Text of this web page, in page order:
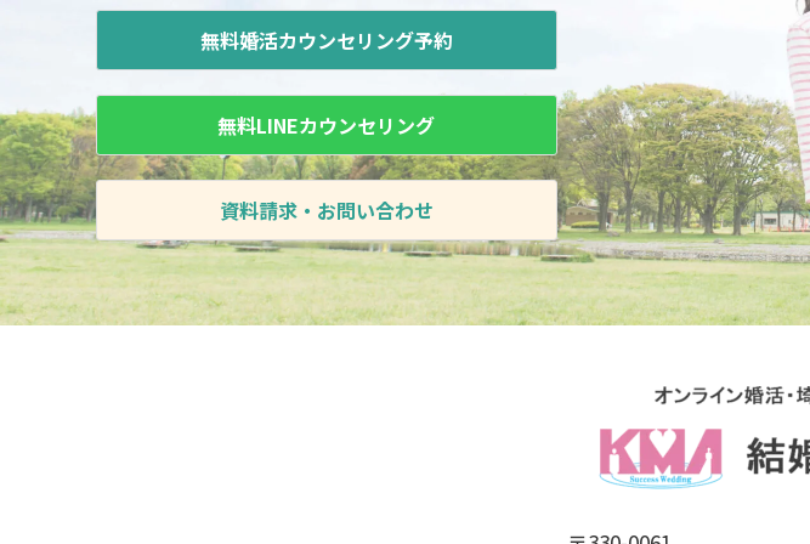
無料婚活カウンセリング予約
無料LINEカウンセリング
資料請求・お問い合わせ